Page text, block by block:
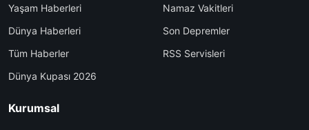
Yaşam Haberleri
Dünya Haberleri
Tüm Haberler
Dünya Kupası 2026
Namaz Vakitleri
Son Depremler
RSS Servisleri
Kurumsal